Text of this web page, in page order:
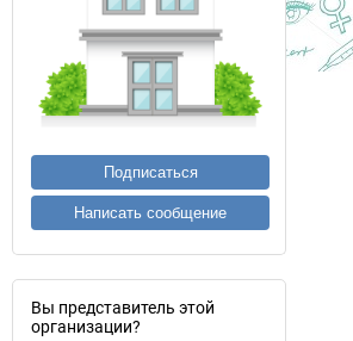
Подписаться
Написать сообщение
Вы представитель этой
организации?